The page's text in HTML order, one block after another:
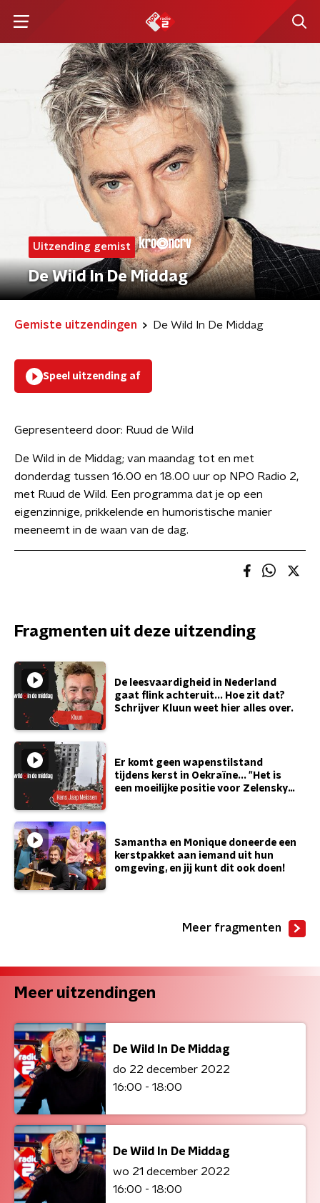
Uitzending gemist
De Wild In De Middag
Gemiste uitzendingen De Wild In De Middag
Speel uitzending af
Gepresenteerd door: Ruud de Wild
De Wild in de Middag; van maandag tot en met
donderdag tussen 16.00 en 18.00 uur op NPO Radio 2,
met Ruud de Wild. Een programma dat je op een
eigenzinnige, prikkelende en humoristische manier
meeneemt in de waan van de dag.
Fragmenten uit deze uitzending
De leesvaardigheid in Nederland
gaat flink achteruit... Hoe zit dat?
Schrijver Kluun weet hier alles over.
Er komt geen wapenstilstand
tijdens kerst in Oekraïne... "Het is
een moeilijke positie voor Zelensky"
Samantha en Monique doneerde een
kerstpakket aan iemand uit hun
omgeving, en jij kunt dit ook doen!
Meer fragmenten
Meer uitzendingen
De Wild In De Middag
do 22 december 2022
16:00 - 18:00
De Wild In De Middag
wo 21 december 2022
16:00 - 18:00